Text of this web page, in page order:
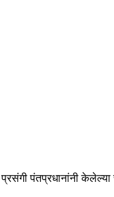
प्रसंगी पंतप्रधानांनी